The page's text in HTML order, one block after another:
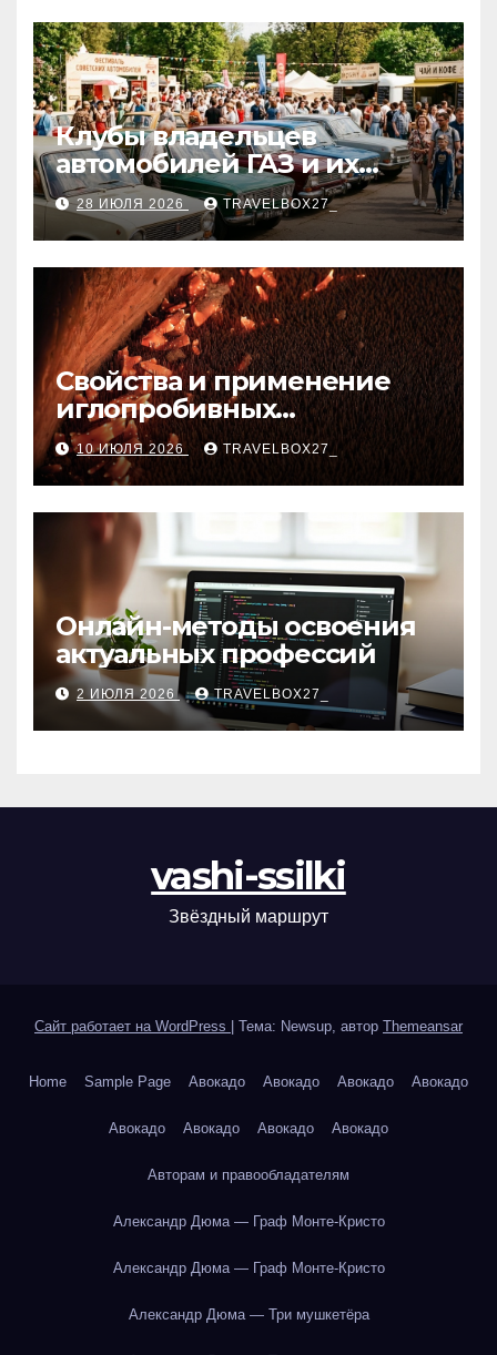
Клубы владельцев
автомобилей ГАЗ и их
мероприятия
28 ИЮЛЯ 2026 TRAVELBOX27_
Свойства и применение
иглопробивных
базальтовых огнеупорных
матов
10 ИЮЛЯ 2026 TRAVELBOX27_
Онлайн-методы освоения
актуальных профессий
2 ИЮЛЯ 2026 TRAVELBOX27_
vashi-ssilki
Звёздный маршрут
Сайт работает на WordPress Тема: Newsup, автор Themeansar
Home Sample Page Авокадо Авокадо Авокадо Авокадо
Авокадо Авокадо Авокадо Авокадо
Авторам и правообладателям
Александр Дюма — Граф Монте-Кристо
Александр Дюма — Граф Монте-Кристо
Александр Дюма — Три мушкетёра